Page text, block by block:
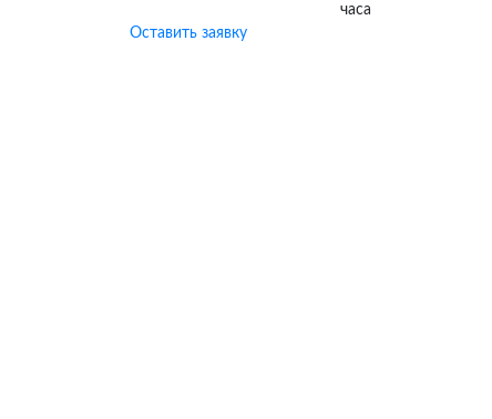
часа
Оставить заявку